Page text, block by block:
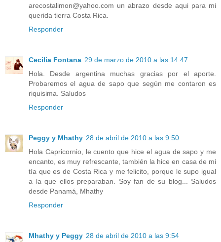
arecostalimon@yahoo.com un abrazo desde aqui para mi
querida tierra Costa Rica.
Responder
Cecilia Fontana 29 de marzo de 2010 a las 14:47
Hola. Desde argentina muchas gracias por el aporte.
Probaremos el agua de sapo que según me contaron es
riquisima. Saludos
Responder
Peggy y Mhathy 28 de abril de 2010 a las 9:50
Hola Capricornio, le cuento que hice el agua de sapo y me
encanto, es muy refrescante, también la hice en casa de mi
tía que es de Costa Rica y me felicito, porque le supo igual
a la que ellos preparaban. Soy fan de su blog... Saludos
desde Panamá, Mhathy
Responder
Mhathy y Peggy 28 de abril de 2010 a las 9:54